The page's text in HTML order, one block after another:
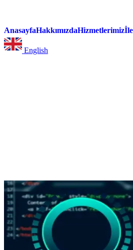
AnasayfaHakkımızdaHizmetlerimiz
English